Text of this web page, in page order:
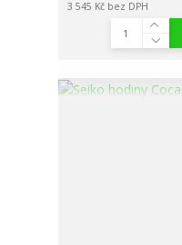
3 545 Kč bez DPH